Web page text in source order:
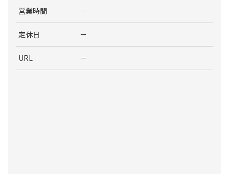
営業時間 －
定休日 －
URL －